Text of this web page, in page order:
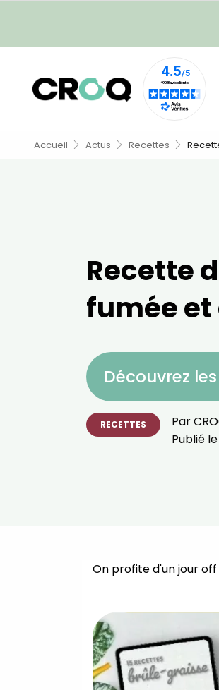
Accueil Actus Recettes
Recette
fumée
Découvrez les
RECETTES Par
Publié le
On profite d'un jour